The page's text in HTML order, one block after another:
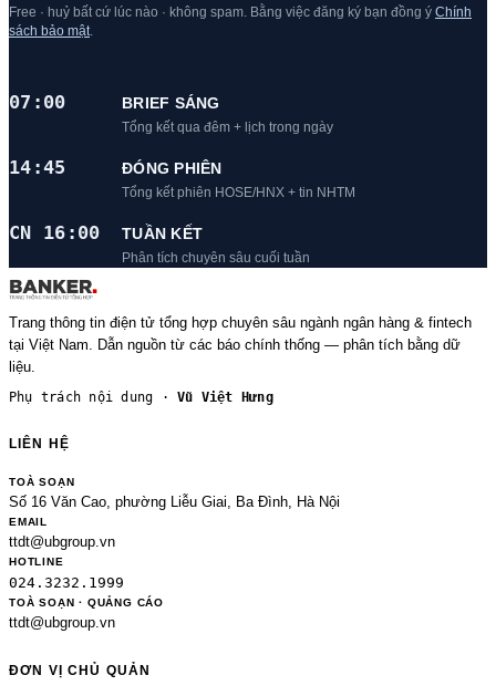
Free · huỷ bất cứ lúc nào · không spam. Bằng việc đăng ký bạn đồng ý Chính
sách bảo mật
07:00 BRIEF SÁNG
Tổng kết qua đêm + lịch trong ngày
14:45 ĐÓNG PHIÊN
Tổng kết phiên HOSE/HNX + tin NHTM
CN 16:00 TUẦN KẾT
Phân tích chuyên sâu cuối tuần
Trang thông tin điện tử tổng hợp chuyên sâu ngành ngân hàng & fintech
tại Việt Nam. Dẫn nguồn từ các báo chính thống — phân tích bằng dữ
liệu.
Phụ trách nội dung ·Vũ Việt Hưng
LIÊN HỆ
TOÀ SOẠN
Số 16 Văn Cao, phường Liễu Giai, Ba Đình, Hà Nội
EMAIL
ttdt@ubgroup.vn
HOTLINE
024.3232.1999
TOÀ SOẠN · QUẢNG CÁO
ttdt@ubgroup.vn
ĐƠN VỊ CHỦ QUẢN